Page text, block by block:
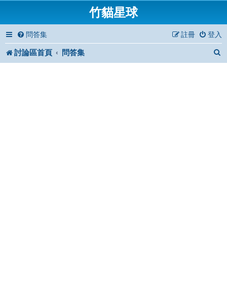
竹貓星球
問答集 登入
註冊
討論區首頁 問答集